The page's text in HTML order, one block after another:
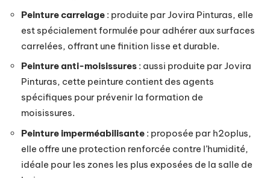
Peinture carrelage : produite par Jovira Pinturas, elle
est spécialement formulée pour adhérer aux surfaces
carrelées, offrant une finition lisse et durable.
Peinture anti-moisissures : aussi produite par Jovira
Pinturas, cette peinture contient des agents
spécifiques pour prévenir la formation de
moisissures.
Peinture imperméabilisante : proposée par h2oplus,
elle offre une protection renforcée contre l’humidité,
idéale pour les zones les plus exposées de la salle de